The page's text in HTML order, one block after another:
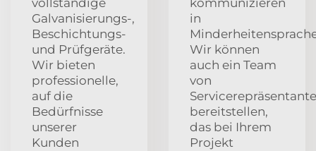
Galvanisierungs-,
Beschichtungs-
und Prüfgeräte.
Wir bieten
professionelle,
auf die
Bedürfnisse
unserer
Kunden
in
Wir können
auch ein Team
von
bereitstellen,
das bei Ihrem
Projekt